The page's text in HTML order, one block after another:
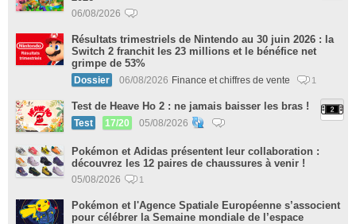
06/08/2026
Résultats trimestriels de Nintendo au 30 juin 2026 : la
Switch 2 franchit les 23 millions et le bénéfice net
grimpe de 53%
Dossier 06/08/2026 Finance et chiffres de vente 1
Test de Heave Ho 2 : ne jamais baisser les bras !
Test 17/20 05/08/2026
Pokémon et Adidas présentent leur collaboration :
découvrez les 12 paires de chaussures à venir !
05/08/2026 1
Pokémon et l'Agence Spatiale Européenne s’associent
pour célébrer la Semaine mondiale de l’espace